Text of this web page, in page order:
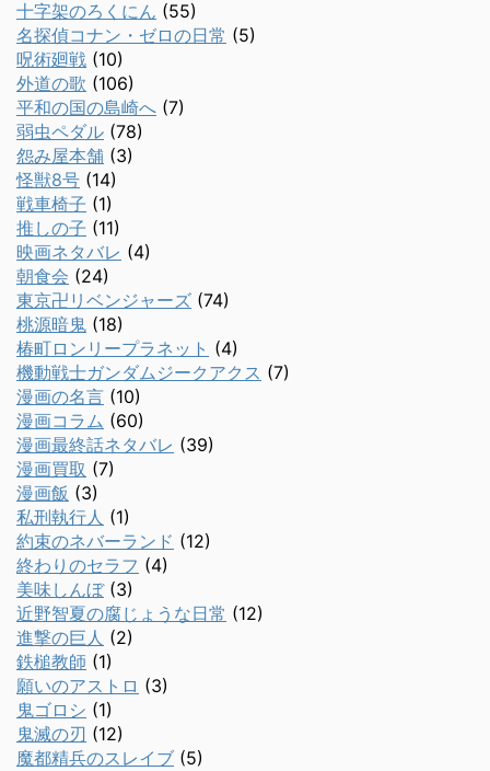
十字架のろくにん (55)
名探偵コナン・ゼロの日常 (5)
呪術廻戦 (10)
外道の歌 (106)
平和の国の島崎へ (7)
弱虫ペダル (78)
怨み屋本舗 (3)
怪獣8号 (14)
戦車椅子 (1)
推しの子 (11)
映画ネタバレ (4)
朝食会 (24)
東京卍リベンジャーズ (74)
桃源暗鬼 (18)
椿町ロンリープラネット (4)
機動戦士ガンダムジークアクス (7)
漫画の名言 (10)
漫画コラム (60)
漫画最終話ネタバレ (39)
漫画買取 (7)
漫画飯 (3)
私刑執行人 (1)
約束のネバーランド (12)
終わりのセラフ (4)
美味しんぼ(3)
近野智夏の腐じょうな日常 (12)
進撃の巨人 (2)
鉄槌教師 (1)
願いのアストロ (3)
鬼ゴロシ (1)
鬼滅の刃 (12)
魔都精兵のスレイブ (5)